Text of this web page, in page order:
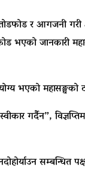
र आगजनी गरी
जानकारी
भएको महासङ्घको
गर्दैन”,
सम्बन्धित